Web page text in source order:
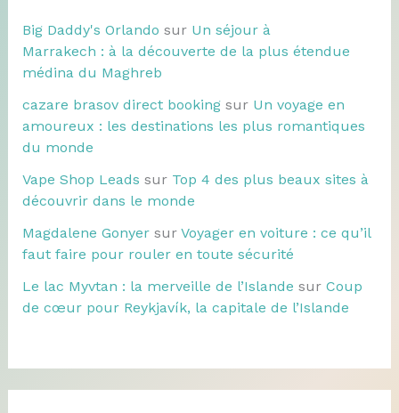
Big Daddy's Orlando sur Un séjour à
Marrakech : à la découverte de la plus étendue
médina du Maghreb
cazare brasov direct bookingsur Un voyage en
amoureux : les destinations les plus romantiques
du monde
Vape Shop Leads sur Top 4 des plus beaux sites à
découvrir dans le monde
Magdalene Gonyersur Voyager en voiture : ce qu’il
faut faire pour rouler en toute sécurité
Le lac Myvtan : la merveille de l’Islande sur Coup
de cœur pour Reykjavík, la capitale de l’Islande